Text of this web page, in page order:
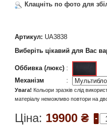
Клацніть по фото для
Артикул: UA3838
Виберіть цікавий для Вас
Оббивка (люкс) :
Механізм
:
Увага! Кольори зразків слід
матеріалу неможливо повтори на
Ціна: 19900 ₴